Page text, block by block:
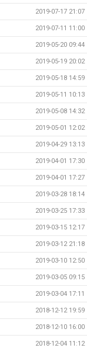
2019-07-17 21:07
2019-07-11 11:00
2019-05-20 09:44
2019-05-19 20:02
2019-05-18 14:59
2019-05-11 10:13
2019-05-08 14:32
2019-05-01 12:02
2019-04-29 13:13
2019-04-01 17:30
2019-04-01 17:27
2019-03-28 18:14
2019-03-25 17:33
2019-03-15 12:17
2019-03-12 21:18
2019-03-10 12:50
2019-03-05 09:15
2019-03-04 17:11
2018-12-12 19:59
2018-12-10 16:00
2018-12-04 11:12